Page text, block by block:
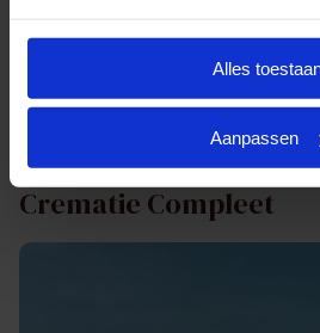
Alles
Aanpassen
Crematie Compleet